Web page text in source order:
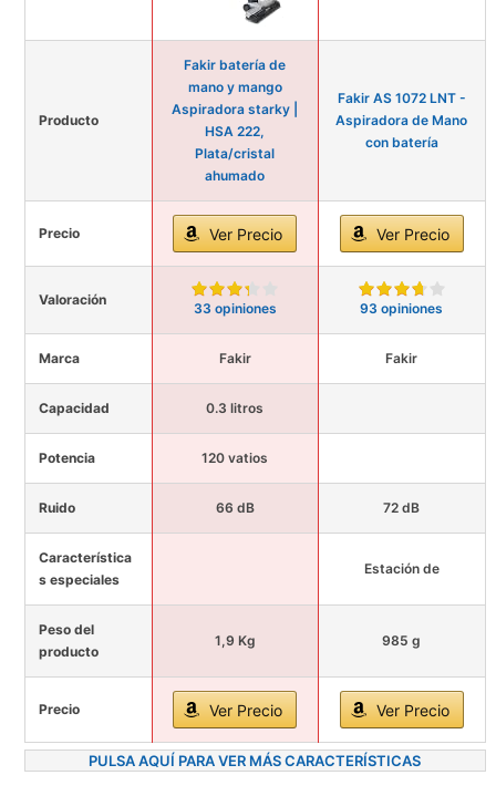
Producto
Fakir batería de
mano y mango
Aspiradora starky |
HSA 222,
Plata/cristal
ahumado
Fakir AS 1072 LNT -
Aspiradora de Mano
con batería
Precio Ver Precio Ver Precio
Valoración
33 opiniones 93 opiniones
Marca Fakir Fakir
Capacidad 0.3 litros
Potencia 120 vatios
Ruido 66 dB 72 dB
Característica
s especiales
Estación de
Peso del
producto
1,9 Kg 985 g
Precio Ver Precio Ver Precio
PULSA AQUÍ PARA VER MÁS CARACTERÍSTICAS